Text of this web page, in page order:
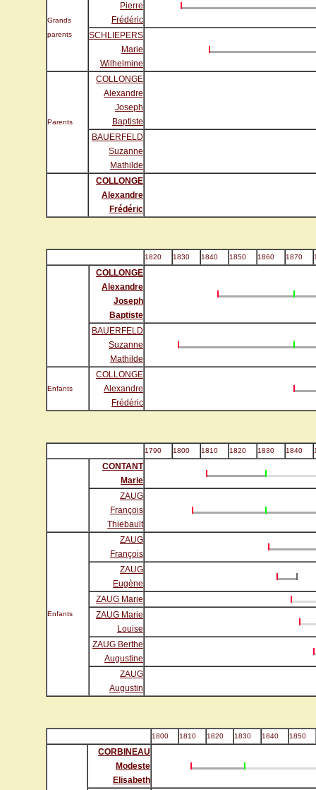
Grands
parents
Pierre
Frédéric
SCHLIEPERS
Marie
Wilhelmine
Parents
COLLONGE
Alexandre
Joseph
Baptiste
BAUERFELD
Suzanne
Mathilde
COLLONGE
Alexandre
Frédéric
1820 1830 1840 1850 1860 1870
COLLONGE
Alexandre
Joseph
Baptiste
BAUERFELD
Suzanne
Mathilde
Enfants
COLLONGE
Alexandre
Frédéric
1790 1800 1810 1820 1830 1840
CONTANT
Marie
ZAUG
François
Thiebault
Enfants
ZAUG
François
ZAUG
Eugène
ZAUG Marie
ZAUG Marie
Louise
ZAUG Berthe
Augustine
ZAUG
Augustin
1800 1810 1820 1830 1840 1850
CORBINEAU
Modeste
Elisabeth